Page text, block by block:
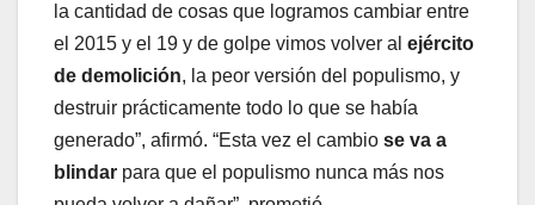
la cantidad de cosas que logramos cambiar entre
el 2015 y el 19 y de golpe vimos volver al ejército
de demolición, la peor versión del populismo, y
destruir prácticamente todo lo que se había
generado”, afirmó. “Esta vez el cambio se va a
blindar para que el populismo nunca más nos